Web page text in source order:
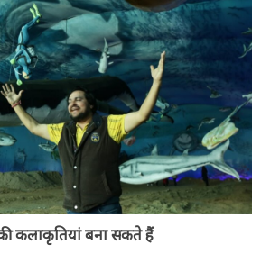
कलाकृतियां बना सकते हैं